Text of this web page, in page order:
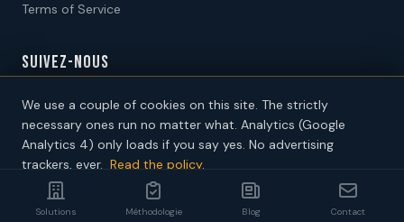
Solutions Méthodologie Blog Contact
Terms of Service
SUIVEZ-NOUS
We use a couple of cookies on this site. The strictly
necessary ones run no matter what. Analytics (Google
Analytics 4) only loads if you say yes. No advertising
trackers, ever. Read the policy.
Decline
Accept analytics